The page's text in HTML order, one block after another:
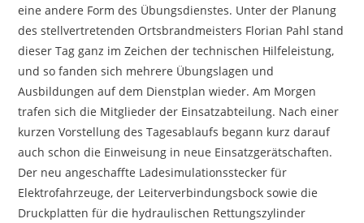
eine andere Form des Übungsdienstes. Unter der Planung
des stellvertretenden Ortsbrandmeisters Florian Pahl stand
dieser Tag ganz im Zeichen der technischen Hilfeleistung,
und so fanden sich mehrere Übungslagen und
Ausbildungen auf dem Dienstplan wieder. Am Morgen
trafen sich die Mitglieder der Einsatzabteilung. Nach einer
kurzen Vorstellung des Tagesablaufs begann kurz darauf
auch schon die Einweisung in neue Einsatzgerätschaften.
Der neu angeschaffte Ladesimulationsstecker für
Elektrofahrzeuge, der Leiterverbindungsbock sowie die
Druckplatten für die hydraulischen Rettungszylinder